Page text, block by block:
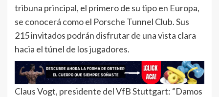
tribuna principal, el primero de su tipo en Europa,
se conocerá como el Porsche Tunnel Club. Sus
215 invitados podrán disfrutar de una vista clara
hacia el túnel de los jugadores.
Claus Vogt, presidente del VfB Stuttgart: “Damos